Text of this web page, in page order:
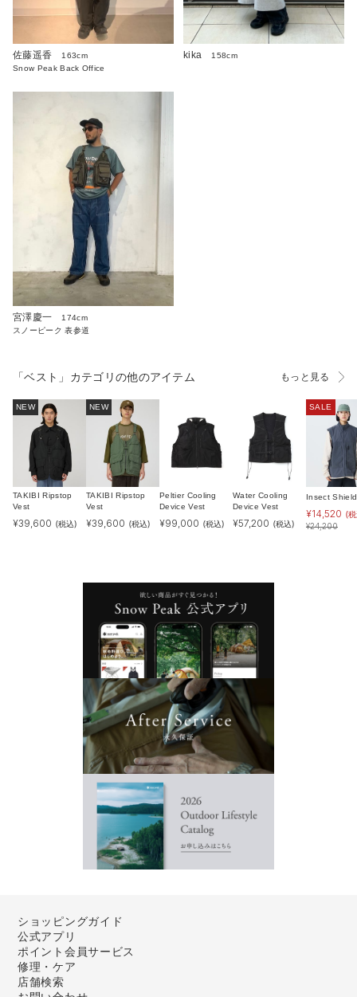
佐藤遥香
163cm
Snow Peak Back Office
kika 158cm
宮澤慶一
174cm
スノーピーク 表参道
「ベスト」カテゴリの他のアイテム もっと見る
NEW
TAKIBI Ripstop
Vest
¥39,600 (税込)
NEW
TAKIBI Ripstop
Vest
¥39,600 (税込)
Peltier Cooling
Device Vest
¥99,000 (税込)
Water Cooling
Device Vest
¥57,200 (税込)
SALE
Insect
¥14,520 (
¥24,200
ショッピングガイド
公式アプリ
ポイント会員サービス
修理・ケア
店舗検索